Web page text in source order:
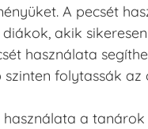
A pecsét
akik
használata
folytassák az
a